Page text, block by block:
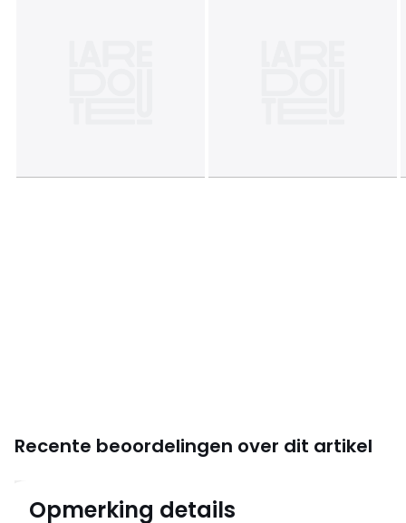
Recente beoordelingen over dit artikel
3,7
Opmerking details